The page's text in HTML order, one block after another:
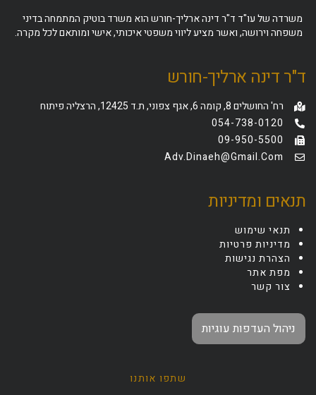
משרדה של עו"ד ד"ר דינה ארליך-חורש הוא משרד בוטיק המתמחה בדיני
משפחה וירושה, ואשר מציע ליווי משפטי איכותי, אישי ומותאם לכל מקרה.
ד"ר דינה ארליך-חורש
רח' החושלים 8, קומה 6, אגף צפוני, ת.ד 12425, הרצליה פיתוח
054-738-0120
09-950-5500
Adv.dinaeh@gmail.com
תנאים ומדיניות
תנאי שימוש
מדיניות פרטיות
הצהרת נגישות
מפת אתר
צור קשר
ניהול העדפות עוגיות
שתפו אותנו